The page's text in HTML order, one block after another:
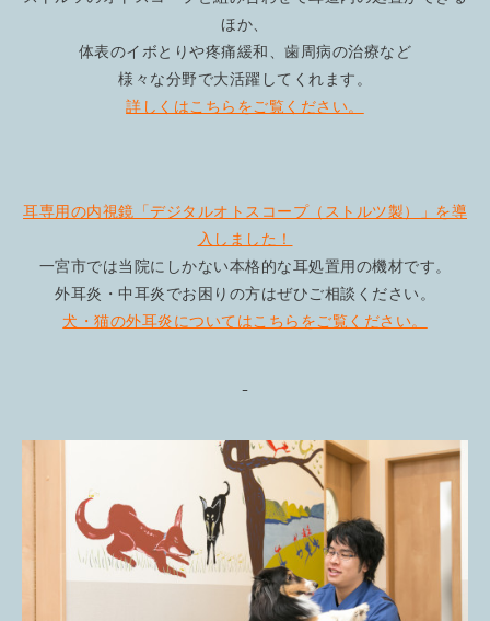
ほか、
体表のイボとりや疼痛緩和、歯周病の治療など
様々な分野で大活躍してくれます。
詳しくはこちらをご覧ください。
耳専用の内視鏡「デジタルオトスコープ（ストルツ製）」を導
入しました！
一宮市では当院にしかない本格的な耳処置用の機材です。
外耳炎・中耳炎でお困りの方はぜひご相談ください。
犬・猫の外耳炎についてはこちらをご覧ください。